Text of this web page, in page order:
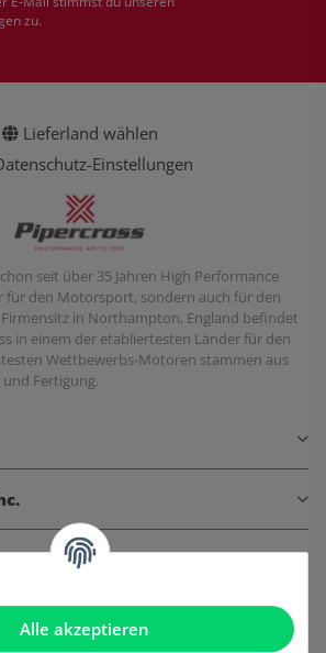
Alle akzeptieren
zu.
Lieferland wählen
Einstellungen
seit über 35 Jahren High Performance
den Motorsport, sondern auch für den
in Northampton, England befindet
in einem der etabliertesten Länder für den
Wettbewerbs-Motoren stammen aus
Fertigung.